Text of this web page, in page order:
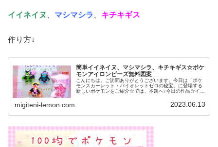
イイネイヌ マシマシラ キチキギス
作り方↓
簡単イイネイヌ、マシマシラ、キチキギス☆ポケ
モンアイロンビーズ無料図案
こんにちは。ご訪問ありがとうございます。今日は「ポケ
モンスカーレット・バイオレットゼロの秘宝」に登場する
新しいポケモンをご紹介☆では、本題へ↓今日の作品☆イイ
migiteni-lemon.com 2023.06.13